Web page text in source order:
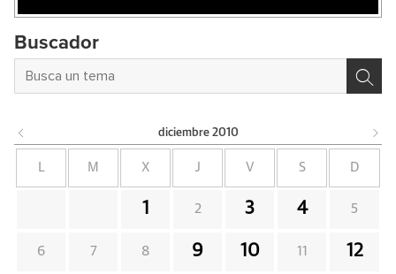
Buscador
diciembre 2010
L M X J V S D
1 2 3 4 5
6 7 8 9 10 11 12